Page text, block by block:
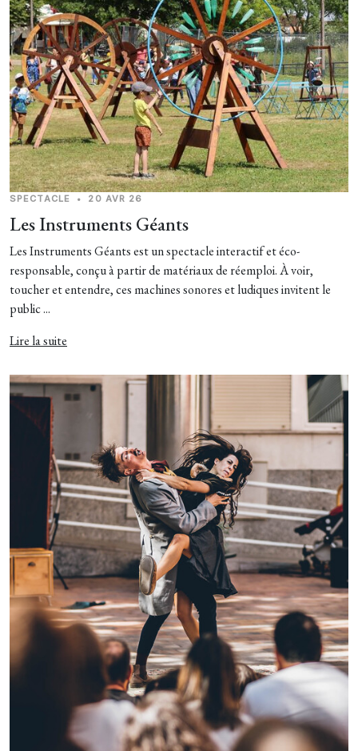
SPECTACLE • 20 AVR 26
Les Instruments Géants
Les Instruments Géants est un spectacle interactif et éco-
responsable, conçu à partir de matériaux de réemploi. À voir,
toucher et entendre, ces machines sonores et ludiques invitent le
public ...
Lire la suite